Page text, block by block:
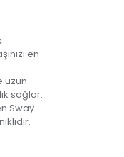
en
uzun
sağlar.
Sway